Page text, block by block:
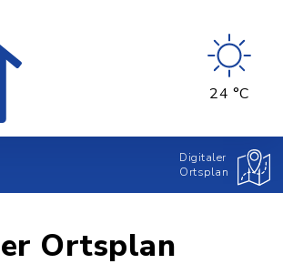
24 °C
Digitaler
Ortsplan
Ortsplan